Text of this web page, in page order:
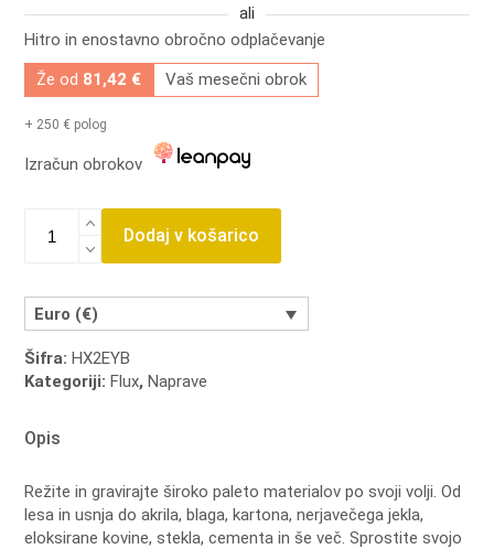
ali
Hitro in enostavno obročno odplačevanje
Že od 81,42 € Vaš mesečni obrok
+ 250 € polog
Izračun obrokov
HEXA
količina
Dodaj v košarico
Euro (€)
Šifra:HX2EYB
Kategoriji:Flux,Naprave
Opis
Režite in gravirajte široko paleto materialov po svoji volji. Od
lesa in usnja do akrila, blaga, kartona, nerjavečega jekla,
eloksirane kovine, stekla, cementa in še več. Sprostite svojo